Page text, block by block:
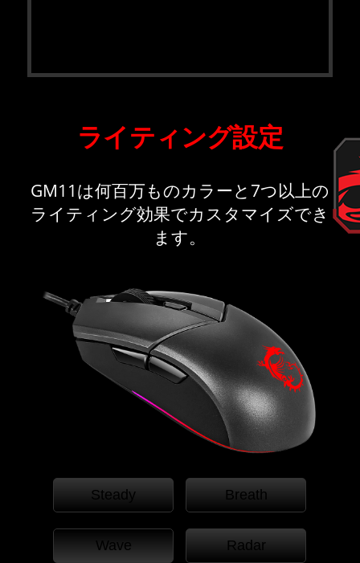
ライティング設定
GM11は何百万ものカラーと7つ以上の
ライティング効果でカスタマイズでき
ます。
Steady Breath
Wave Radar